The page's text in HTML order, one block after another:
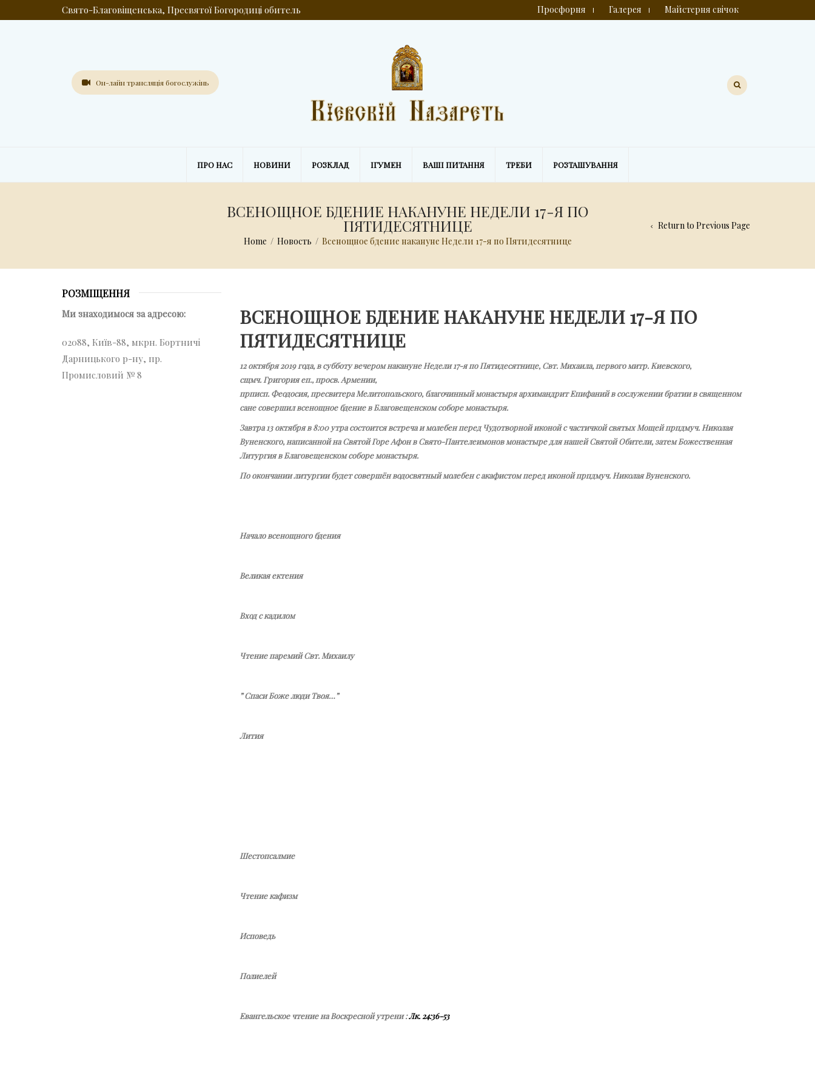
Свято-Благовіщенська, Пресвятої Богородиці обитель Просфорня Галерея Майстерня свічок
Он-лайн трансляція богослужінь
ПРО НАС НОВИНИ РОЗКЛАД ІГУМЕН ВАШІ ПИТАННЯ ТРЕБИ РОЗТАШУВАННЯ
ВСЕНОЩНОЕ БДЕНИЕ НАКАНУНЕ НЕДЕЛИ 17-Я ПО
ПЯТИДЕСЯТНИЦЕ
Home / Новость / Всенощное бдение накануне Недели 17-я по Пятидесятнице
Return to Previous Page
ВСЕНОЩНОЕ БДЕНИЕ НАКАНУНЕ НЕДЕЛИ 17-Я ПО
ПЯТИДЕСЯТНИЦЕ
12 октября 2019 года, в субботу вечером накануне Недели 17-я по Пятидесятнице, Свт. Михаила, первого митр. Киевского,
сщмч. Григория еп., просв. Армении,
прписп. Феодосия, пресвитера Мелитопольского, благочинный монастыря архимандрит Епифаний в сослужении братии в священном
сане совершил всенощное бдение в Благовещенском соборе монастыря.
Завтра 13 октября в 8:00 утра состоится встреча и молебен перед Чудотворной иконой с частичкой святых Мощей прпдмуч. Николая
Вуненского, написанной на Святой Горе Афон в Свято-Пантелеимонов монастыре для нашей Святой Обители, затем Божественная
Литургия в Благовещенском соборе монастыря.
По окончании литургии будет совершён водосвятный молебен с акафистом перед иконой прпдмуч. Николая Вуненского.
Начало всенощного бдения
Великая ектения
Вход с кадилом
Чтение паремий Свт. Михаилу
” Спаси Боже люди Твоя…”
Лития
Шестопсалмие
Чтение кафизм
Исповедь
Полиелей
Евангельское чтение на Воскресной утрени :Лк. 24:36-53
РОЗМІЩЕННЯ
Ми знаходимося за адресою:
02088, Київ-88, мкрн. Бортничі
Дарницького р-ну, пр.
Промисловий № 8